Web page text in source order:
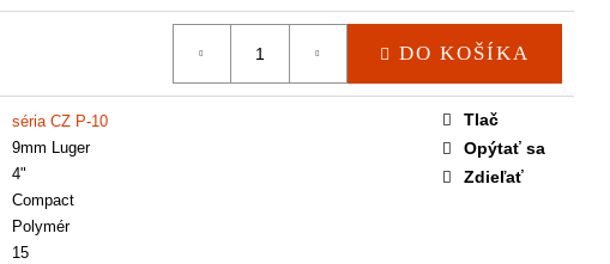
DO KOŠÍKA
séria CZ P-10
9mm Luger
4"
Compact
Polymér
15
Tlač
Opýtať sa
Zdieľať